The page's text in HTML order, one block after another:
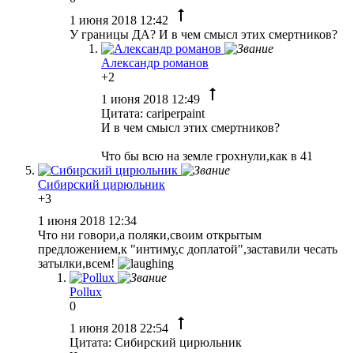
1 июня 2018 12:42
У границы ДА? И в чем смысл этих смертников?
Александр романов
+2
1 июня 2018 12:49
Цитата: cariperpaint
И в чем смысл этих смертников?
Что бы всю на земле грохнули,как в 41
Сибирский цирюльник
+3
1 июня 2018 12:34
Что ни говори,а поляки,своим открытым
предложением,к "интиму,с доплатой",заставили чесать
затылки,всем!
Pollux
0
1 июня 2018 22:54
Цитата: Сибирский цирюльник